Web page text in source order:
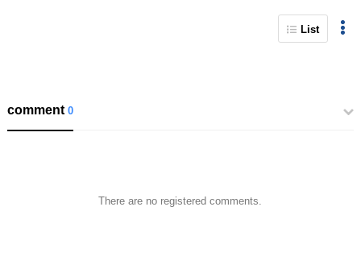
List
comment0
There are no registered comments.